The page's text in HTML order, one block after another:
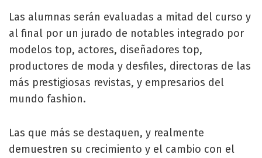
Las alumnas serán evaluadas a mitad del curso y
al final por un jurado de notables integrado por
modelos top, actores, diseñadores top,
productores de moda y desfiles, directoras de las
más prestigiosas revistas, y empresarios del
mundo fashion.
Las que más se destaquen, y realmente
demuestren su crecimiento y el cambio con el